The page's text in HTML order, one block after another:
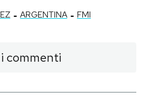
- ARGENTINA - FMI
commenti